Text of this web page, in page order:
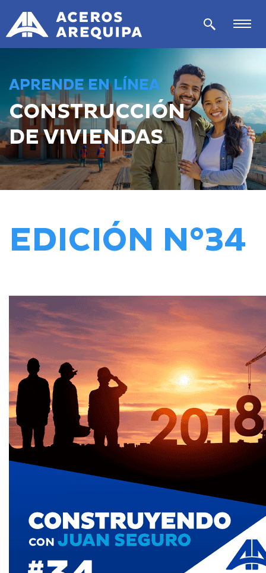
APRENDE EN LÍNEA
CONSTRUCCIÓN
DE VIVIENDAS
EDICIÓN N°34